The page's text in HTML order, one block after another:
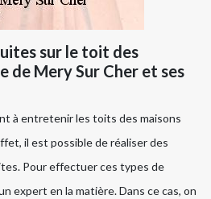
sur le toit des
de Mery Sur Cher et ses
à entretenir les toits des maisons
il est possible de réaliser des
Pour effectuer ces types de
expert en la matière. Dans ce cas, on